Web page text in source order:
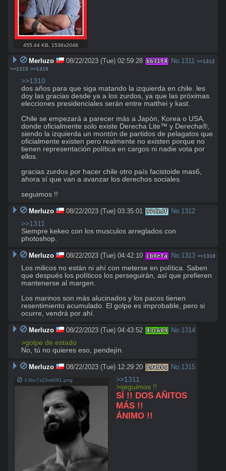
455.44 KB 1536x2048
Merluzo 08/22/2023 (Tue) 02:59:28 b631f4 No.1311 >>1312
>>1315 >>1319
>>1310
dos años para que siga matando la izquierda en chile. les
doy las gracias desde ya a los zurdos, ya que las próximas
elecciones presidenciales serán entre matthei y kast.
Chile se empezará a parecer más a Japón, Korea o USA,
donde oficialmente solo existe Derecha Lite™ y Derecha®,
siendo la izquierda un montón de partidos de pelagatos que
oficialmente existen pero realmente no existen porque no
tienen representación política en cargos ni nadie vota por
ellos.
gracias zurdos por hacer chile otro país facistoide mas6,
ahora sí que van a avanzar los derechos sociales.
seguimos !!
Merluzo 08/22/2023 (Tue) 03:35:01 97d1df No.1312
>>1311
Siempre kekeo con los musculos arreglados con
photoshop.
Merluzo 08/22/2023 (Tue) 04:42:10 cb0efa No.1313 >>1318
Los milicos no están ni ahí con meterse en política. Saben
que después los políticos los perseguirán, así que prefieren
mantenerse al margen.
Los marinos son más alucinados y los pacos tienen
resentimiento acumulado. El golpe es improbable, pero si
ocurre, vendrá por ahí.
Merluzo 08/22/2023 (Tue) 04:43:52 43c609 No.1314
>golpe de estado
No, tú no quieres eso, pendejín.
Merluzo 08/22/2023 (Tue) 12:29:20 b9ab8c No.1315
h3bx7z20vk681.png
>>1311
>seguimos !!
SÍ !! DOS AÑITOS
MÁS !!
ÁNIMO !!